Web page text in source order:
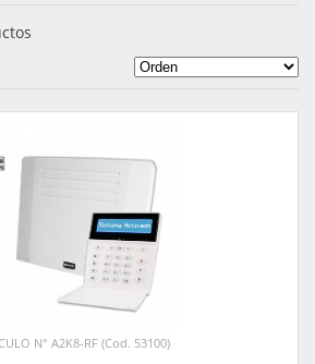
N° A2K8-RF (Cod. 53100)